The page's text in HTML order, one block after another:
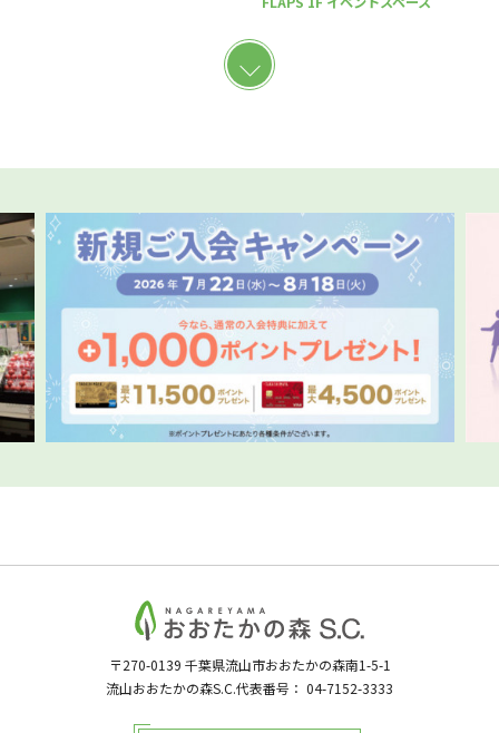
〒270-0139 千葉県流山市おおたかの森南1-5-1
流山おおたかの森S.C.代表番号： 04-7152-3333